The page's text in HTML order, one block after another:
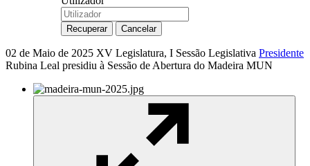
02 de Maio de 2025 XV Legislatura, I Sessão Legislativa Presidente
Rubina Leal presidiu à Sessão de Abertura do Madeira MUN